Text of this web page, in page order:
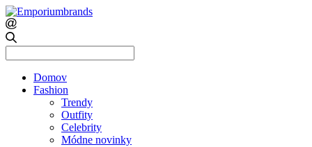
for:
Domov
Fashion
Trendy
Outfity
Celebrity
Módne novinky